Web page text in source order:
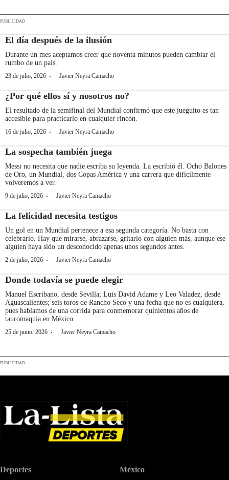
PUBLICIDAD
El día después de la ilusión
Durante un mes aceptamos creer que noventa minutos pueden cambiar el
rumbo de un país.
23 de julio, 2026 · Javier Neyra Camacho
¿Por qué ellos sí y nosotros no?
El resultado de la semifinal del Mundial confirmó que este jueguito es tan
accesible para practicarlo en cualquier rincón.
16 de julio, 2026 · Javier Neyra Camacho
La sospecha también juega
Messi no necesita que nadie escriba su leyenda. La escribió él. Ocho Balones
de Oro, un Mundial, dos Copas América y una carrera que difícilmente
volveremos a ver.
9 de julio, 2026 · Javier Neyra Camacho
La felicidad necesita testigos
Un gol en un Mundial pertenece a esa segunda categoría. No basta con
celebrarlo. Hay que mirarse, abrazarse, gritarlo con alguien más, aunque ese
alguien haya sido un desconocido apenas unos segundos antes.
2 de julio, 2026 · Javier Neyra Camacho
Donde todavía se puede elegir
Manuel Escribano, desde Sevilla; Luis David Adame y Leo Valadez, desde
Aguascalientes; seis toros de Rancho Seco y una fecha que no es cualquiera,
pues hablamos de una corrida para conmemorar quinientos años de
tauromaquia en México.
25 de junio, 2026 · Javier Neyra Camacho
PUBLICIDAD
Deportes México